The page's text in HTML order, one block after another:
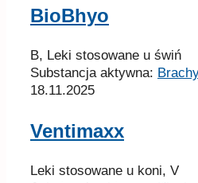
BioBhyo
B, Leki stosowane u świń
Substancja aktywna:
18.11.2025
Ventimaxx
Leki stosowane u koni, V